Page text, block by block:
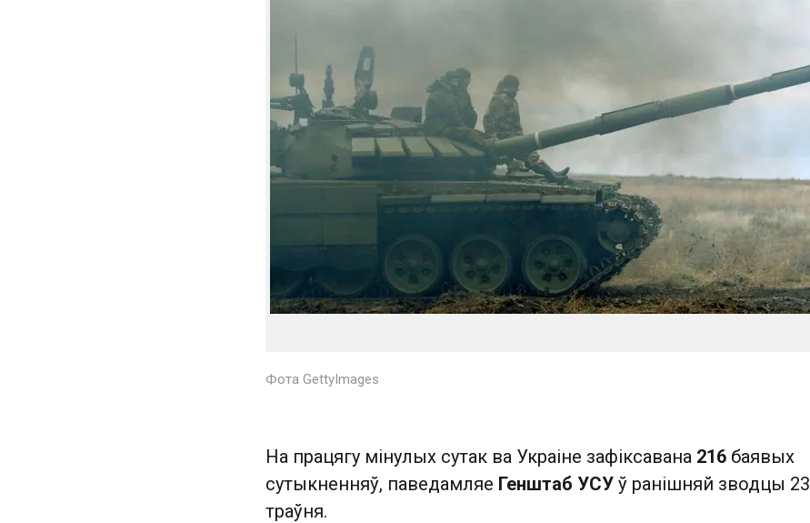
Фота GettyImages
На працягу мінулых сутак ва Украіне зафіксавана 216 баявых
сутыкненняў, паведамляе Генштаб УСУ ў ранішняй зводцы 23
траўня.